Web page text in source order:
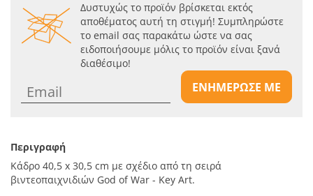
Δυστυχώς το προϊόν βρίσκεται εκτός
αποθέματος αυτή τη στιγμή! Συμπληρώστε
το email σας παρακάτω ώστε να σας
ειδοποιήσουμε μόλις το προϊόν είναι ξανά
διαθέσιμο!
ΕΝΗΜΕΡΩΣΕ ΜΕ
Περιγραφή
Κάδρο 40,5 x 30,5 cm με σχέδιο από τη σειρά
βιντεοπαιχνιδιών God of War - Key Art.